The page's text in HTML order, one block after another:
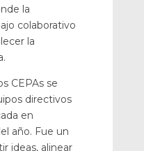
la
colaborativo
la
CEPAs se
directivos
en
año. Fue un
ideas, alinear